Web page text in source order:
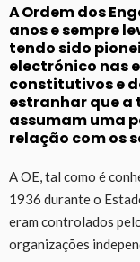
A Ordem dos
anos e sempre
tendo sido
electrónico nas
constitutivos e
estranhar que a
assumam uma
relação com os
A OE, tal como é
1936 durante o
eram controlados
organizações